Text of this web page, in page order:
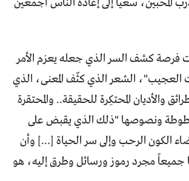
المحبين، سعياً إلى إعادة الناس أجمعين
فرصة كشف السر الذي جعله يعزم الأمر
العجيب"، الشعر الذي كثّف المعنى، الذي
والأديان المحتكِرة للحقيقة.. والمحتقرة
ونصوصها "ذلك الذي يقبض على
فضاء الكون الرحب وإلى سر الحياة […] وأن
جميعاً مجرد رموز ورسائل وطرق إليه، هو